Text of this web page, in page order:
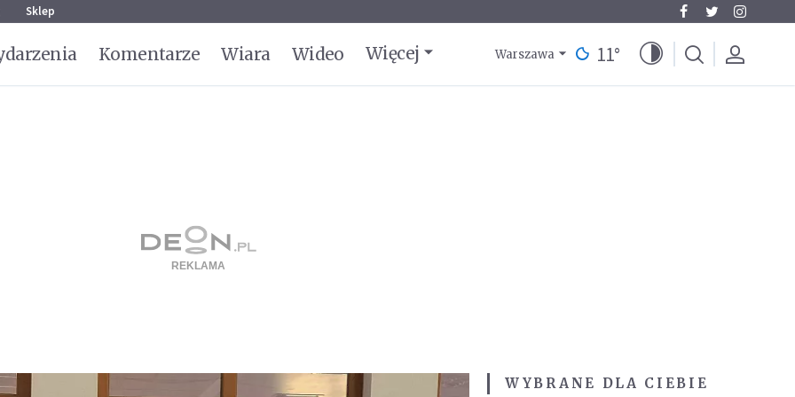
Sklep
Komentarze Wiara Wideo Więcej Warszawa 11°
WYBRANE DLA CIEBIE